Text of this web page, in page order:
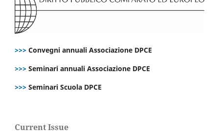
>>> Convegni annuali Associazione DPCE
>>> Seminari annuali Associazione DPCE
>>> Seminari Scuola DPCE
Current Issue